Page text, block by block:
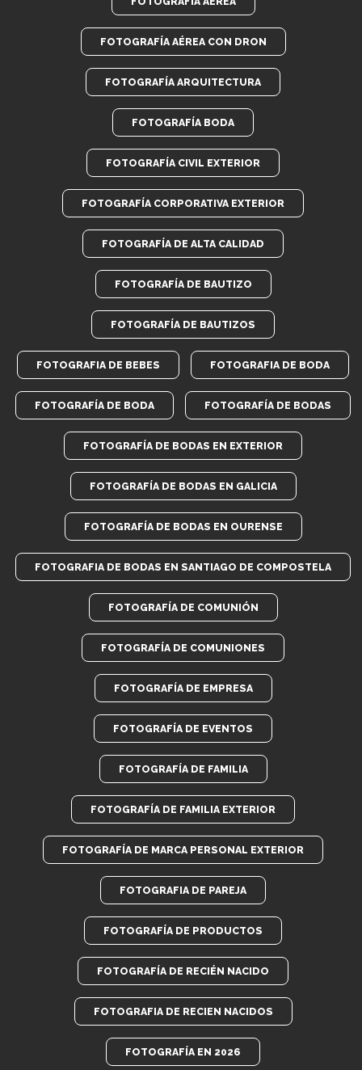
FOTOGRAFÍA AÉREA CON DRON
FOTOGRAFÍA ARQUITECTURA
FOTOGRAFÍA BODA
FOTOGRAFÍA CIVIL EXTERIOR
FOTOGRAFÍA CORPORATIVA EXTERIOR
FOTOGRAFÍA DE ALTA CALIDAD
FOTOGRAFÍA DE BAUTIZO
FOTOGRAFÍA DE BAUTIZOS
FOTOGRAFIA DE BEBES FOTOGRAFIA DE BODA
FOTOGRAFÍA DE BODA FOTOGRAFÍA DE BODAS
FOTOGRAFÍA DE BODAS EN EXTERIOR
FOTOGRAFÍA DE BODAS EN GALICIA
FOTOGRAFÍA DE BODAS EN OURENSE
FOTOGRAFIA DE BODAS EN SANTIAGO DE COMPOSTELA
FOTOGRAFÍA DE COMUNIÓN
FOTOGRAFÍA DE COMUNIONES
FOTOGRAFÍA DE EMPRESA
FOTOGRAFÍA DE EVENTOS
FOTOGRAFÍA DE FAMILIA
FOTOGRAFÍA DE FAMILIA EXTERIOR
FOTOGRAFÍA DE MARCA PERSONAL EXTERIOR
FOTOGRAFIA DE PAREJA
FOTOGRAFÍA DE PRODUCTOS
FOTOGRAFÍA DE RECIÉN NACIDO
FOTOGRAFIA DE RECIEN NACIDOS
FOTOGRAFÍA EN 2026